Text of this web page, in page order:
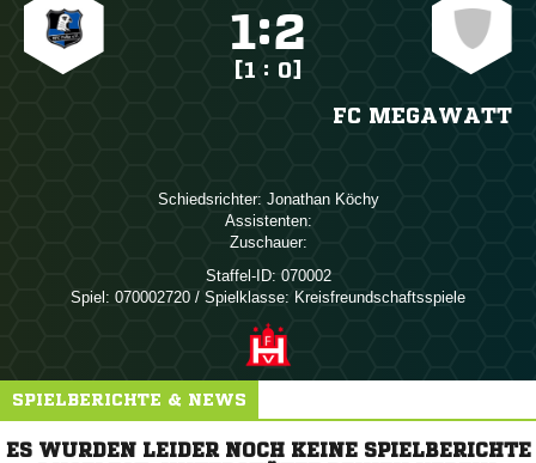
:
[1 : 0]
FC MEGAWATT
Schiedsrichter:  
Assistenten:
Zuschauer:
Staffel-ID: 070002
Spiel: 070002720 / Spielklasse: Kreisfreundschaftsspiele
SPIELBERICHTE & NEWS
ES WURDEN LEIDER NOCH KEINE SPIELBERICHTE